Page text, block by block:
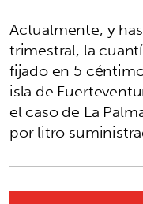
Actualmente, y
trimestral, la
fijado en 5
isla de
el caso de La
por litro